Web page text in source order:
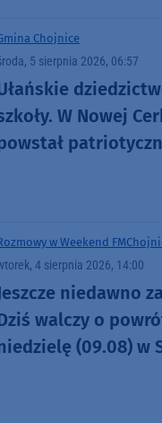
Chojnice
5 sierpnia 2026, 06:57
W Nowej
w Weekend FM
4 sierpnia 2026, 14:00
niedawno
walczy o
(09.08) w